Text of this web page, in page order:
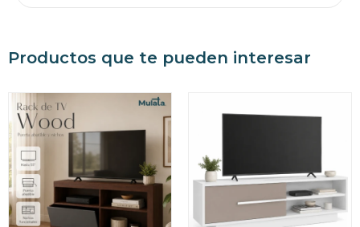
Productos que te pueden interesar